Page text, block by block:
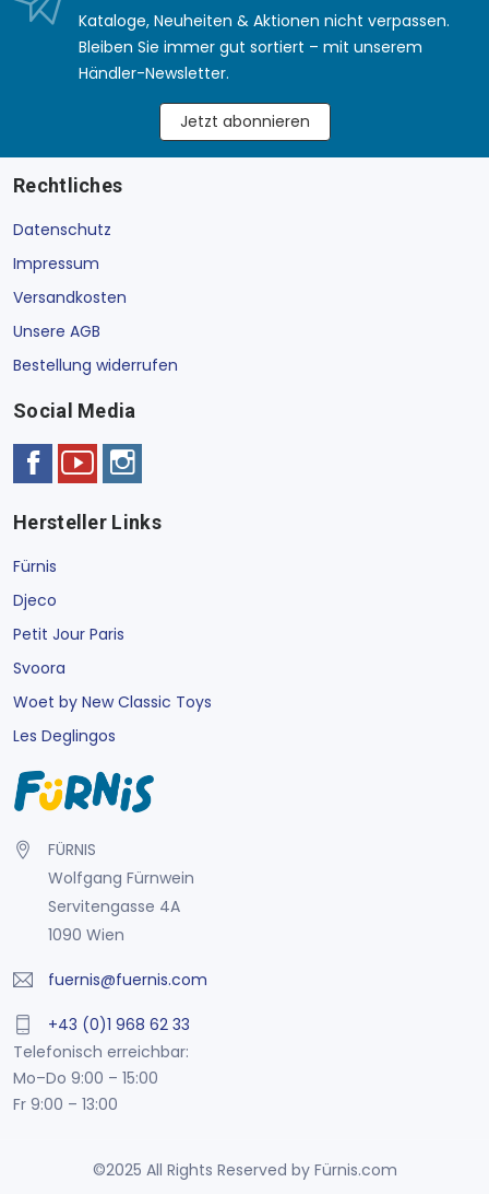
Kataloge, Neuheiten & Aktionen nicht verpassen.
Bleiben Sie immer gut sortiert – mit unserem
Händler-Newsletter.
Jetzt abonnieren
Rechtliches
Datenschutz
Impressum
Versandkosten
Unsere AGB
Bestellung widerrufen
Social Media
Hersteller Links
Fürnis
Djeco
Petit Jour Paris
Svoora
Woet by New Classic Toys
Les Deglingos
FÜRNIS
Wolfgang Fürnwein
Servitengasse 4A
1090 Wien
fuernis@fuernis.com
+43 (0)1 968 62 33
Telefonisch erreichbar:
Mo–Do 9:00 – 15:00
Fr 9:00 – 13:00
©2025 All Rights Reserved by Fürnis.com